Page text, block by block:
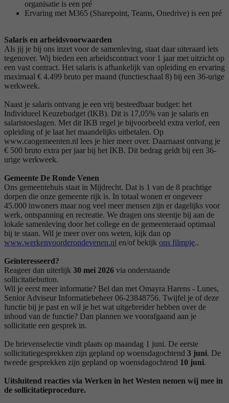
organisatie is een pré
Ervaring met M365 (Sharepoint, Teams, Onedrive) is een pré
Salaris en arbeidsvoorwaarden
Als jij je bij ons inzet voor de samenleving, staat daar uiteraard iets
tegenover. Wij bieden een arbeidscontract voor 1 jaar met uitzicht op
een vast contract. Het salaris is afhankelijk van opleiding en ervaring
maximaal € 4.499 bruto per maand (functieschaal 8) bij een 36-urige
werkweek.
Naast je salaris ontvang je een vrij besteedbaar budget: het
Individueel Keuzebudget (IKB). Dit is 17,05% van je salaris en
salaristoeslagen. Met dit IKB regel je bijvoorbeeld extra verlof, een
opleiding of je laat het maandelijks uitbetalen. Op
www.caogemeenten.nl lees je hier meer over. Daarnaast ontvang je
€ 500 bruto extra per jaar bij het IKB. Dit bedrag geldt bij een 36-
urige werkweek.
Gemeente De Ronde Venen
Ons gemeentehuis staat in Mijdrecht. Dat is 1 van de 8 prachtige
dorpen die onze gemeente rijk is. In totaal wonen er ongeveer
45.000 inwoners maar nog veel meer mensen zijn er dagelijks voor
werk, ontspanning en recreatie. We dragen ons steentje bij aan de
lokale samenleving door het college en de gemeenteraad optimaal
bij te staan. Wil je meer over ons weten, kijk dan op
www.werkenvoorderondevenen.nl en/of bekijk ons filmpje..
Geïnteresseerd?
Reageer dan uiterlijk 30 mei 2026 via onderstaande
sollicitatiebutton.
Wil je eerst meer informatie? Bel dan met Omayra Harens - Lunes,
Senior Adviseur Informatiebeheer 06-23848756. Twijfel je of deze
functie bij je past en wil je het wat uitgebreider hebben over de
inhoud van de functie? Dan plannen we voorafgaand aan je
sollicitatie een gesprek in.
De brievenselectie vindt plaats op maandag 1 juni. De eerste
sollicitatiegesprekken zijn gepland op woensdagochtend 3 juni. De
tweede gesprekken zijn gepland op woensdagochtend 10 juni.
Uitsluitend reacties via Werken in het Westen nemen wij mee in
de sollicitatieprocedure.